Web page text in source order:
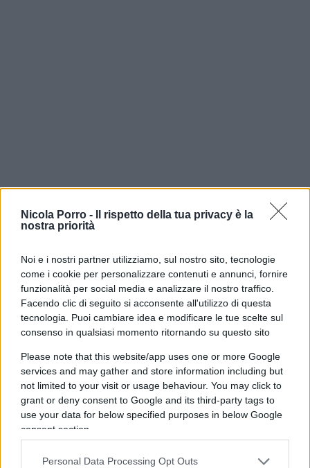
Nicola Porro -
Il rispetto della tua privacy è la
nostra priorità
Noi e i nostri partner utilizziamo, sul nostro sito, tecnologie
come i cookie per personalizzare contenuti e annunci, fornire
funzionalità per social media e analizzare il nostro traffico.
Facendo clic di seguito si acconsente all'utilizzo di questa
tecnologia. Puoi cambiare idea e modificare le tue scelte sul
consenso in qualsiasi momento ritornando su questo sito
Please note that this website/app uses one or more Google
services and may gather and store information including but
not limited to your visit or usage behaviour. You may click to
grant or deny consent to Google and its third-party tags to
use your data for below specified purposes in below Google
consent section.
Personal Data Processing Opt Outs
Lei quella diretta non la seguì ma con il tempo è
arrivata a una convinzione: quei brani,
semplicemente sbagliati per un contesto da “notte
rivolto a loro due. Una dichiarazione mandata in
mondovisione a chi, quella sera, aveva scelto di
non ascoltare.
un presagio. Se quel segnale fosse arrivato — se
Fabiola avesse acceso la televisione quella notte,
se le parole di quelle due canzoni fossero state
raccolte e non lasciate cadere — la storia tra i due
si sarebbe chiusa diversamente nei quattro giorni
che restavano? O il destino, come dice lei stessa